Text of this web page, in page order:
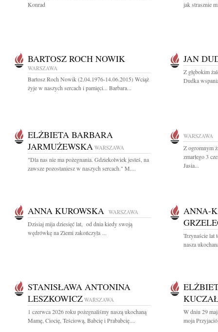
Konrad
jak strasznie
BARTOSZ ROCH NOWIK
WARSZAWA
Bartosz Roch Nowik (2.04.1976-14.06.2015) Wciąż
żyje w naszych sercach i pamięci... Barbara...
JAN
Z głębokim
Dudka
ELŻBIETA BARBARA
JARMUŻEWSKA WARSZAWA
"Dla nas nie ma pożegnania. Gdziekolwiek jesteś, na
zawsze pozostaniesz w naszych sercach." M....
WARSZAWA
Z ogromnym
zmarłego 3
Jasia...
ANNA KUROWSKA WARSZAWA
Dzisiaj mija dziesięć lat, od dnia kiedy swoją
wędrówkę na Ziemi zakończyła ...
ANNA-
Trzynaście lat
nasza
STANISŁAWA ANTONINA
LESZKOWICZ WARSZAWA
1 czerwca 2026 roku pożegnaliśmy naszą ukochaną
Mamę, Ciocię, Teściową, Babcię i Prababcię....
W dniu 29
moja